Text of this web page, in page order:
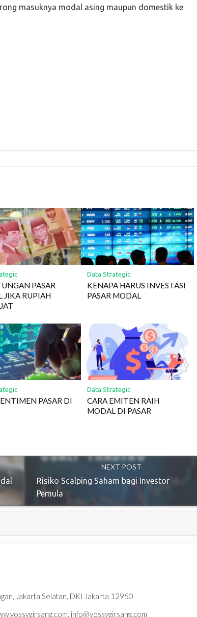
masuknya modal asing maupun domestik ke
PASAR
JIKA RUPIAH
Data Strategic
KENAPA HARUS INVESTASI
PASAR MODAL
PASAR DI
Data Strategic
CARA EMITEN RAIH
MODAL DI PASAR
NEXT POST
Risiko Scalping Saham bagi Investor
Pemula
Jakarta Selatan, DKI Jakarta 12950
info@yossygirsang.com